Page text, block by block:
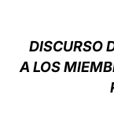
DISCURSO
A LOS